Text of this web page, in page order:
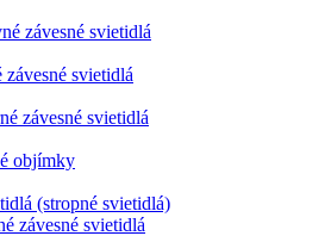
závesné svietidlá
závesné svietidlá
závesné svietidlá
objímky
(stropné svietidlá)
závesné svietidlá